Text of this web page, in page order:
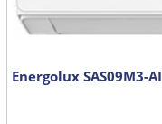
Energolux SAS09M3-AI